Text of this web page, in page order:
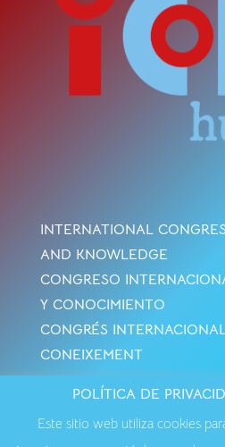
INTERNATIONAL
AND KNOWLEDGE
CONGRESO
Y CONOCIMIENTO
CONGRÉS
CONEIXEMENT
Privacidad·Contactar
POLÍTICA DE
Este sitio web utiliza cookies